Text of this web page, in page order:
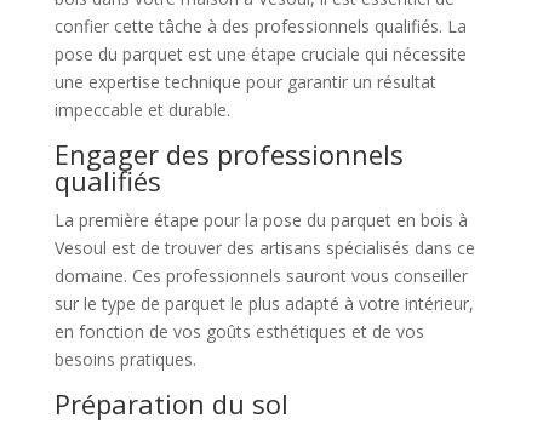
confier cette tâche à des professionnels qualifiés. La
pose du parquet est une étape cruciale qui nécessite
une expertise technique pour garantir un résultat
impeccable et durable.
Engager des professionnels
qualifiés
La première étape pour la pose du parquet en bois à
Vesoul est de trouver des artisans spécialisés dans ce
domaine. Ces professionnels sauront vous conseiller
sur le type de parquet le plus adapté à votre intérieur,
en fonction de vos goûts esthétiques et de vos
besoins pratiques.
Préparation du sol